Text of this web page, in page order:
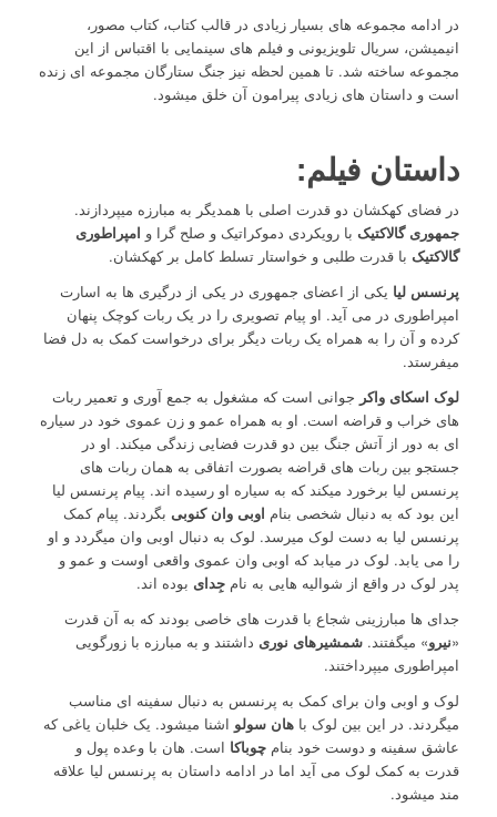
در ادامه مجموعه های بسیار زیادی در قالب کتاب، کتاب مصور،
انیمیشن، سریال تلویزیونی و فیلم های سینمایی با اقتباس از این
مجموعه ساخته شد. تا همین لحظه نیز جنگ ستارگان مجموعه ای زنده
است و داستان های زیادی پیرامون آن خلق میشود.
داستان فیلم:
در فضای کهکشان دو قدرت اصلی با همدیگر به مبارزه میپردازند.
جمهوری گالاکتیکبا رویکردی دموکراتیک و صلح گرا و امپراطوری
گالاکتیکبا قدرت طلبی و خواستار تسلط کامل بر کهکشان.
پرنسس لیا یکی از اعضای جمهوری در یکی از درگیری ها به اسارت
امپراطوری در می آید. او پیام تصویری را در یک ربات کوچک پنهان
کرده و آن را به همراه یک ربات دیگر برای درخواست کمک به دل فضا
میفرستد.
لوک اسکای واکر جوانی است که مشغول به جمع آوری و تعمیر ربات
های خراب و قراضه است. او به همراه عمو و زن عموی خود در سیاره
ای به دور از آتش جنگ بین دو قدرت فضایی زندگی میکند. او در
جستجو بین ربات های قراضه بصورت اتفاقی به همان ربات های
پرنسس لیا برخورد میکند که به سیاره او رسیده اند. پیام پرنسس لیا
این بود که به دنبال شخصی بنام اوبی وان کنوبی بگردند. پیام کمک
پرنسس لیا به دست لوک میرسد. لوک به دنبال اوبی وان میگردد و او
را می یابد. لوک در میابد که اوبی وان عموی واقعی اوست و عمو و
پدر لوک در واقع از شوالیه هایی به نام جِدای بوده اند.
جدای ها مبارزینی شجاع با قدرت های خاصی بودند که به آن قدرت
«نیرو» میگفتند. شمشیرهای نوری داشتند و به مبارزه با زورگویی
امپراطوری میپرداختند.
لوک و اوبی وان برای کمک به پرنسس به دنبال سفینه ای مناسب
میگردند. در این بین لوک با هان سولو اشنا میشود. یک خلبان یاغی که
عاشق سفینه و دوست خود بنام چوباکا است. هان با وعده پول و
قدرت به کمک لوک می آید اما در ادامه داستان به پرنسس لیا علاقه
مند میشود.